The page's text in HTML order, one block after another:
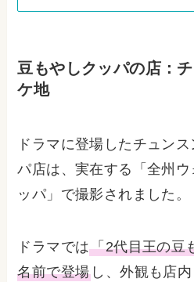
豆もやしクッパの店：
ケ地
ドラマに登場したチュン
パ店は、実在する「全州
ッパ」で撮影されました。
ドラマでは「2代目王の豆
名前で登場 し、外観も店